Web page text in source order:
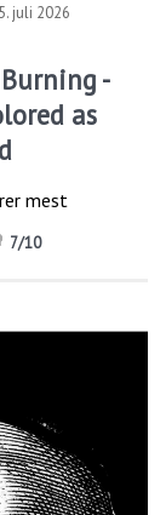
5. juli 2026
-
as
mest
7/10